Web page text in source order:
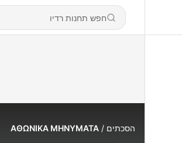
הסכתים ΑΘΩΝΙΚΑ ΜΗΝΥΜΑΤΑ